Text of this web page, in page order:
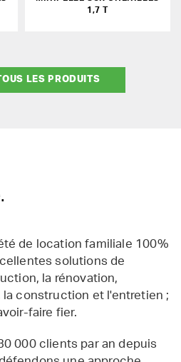
1,7 T
LES PRODUITS
de location familiale 100%
solutions de
la rénovation,
la construction et l'entretien ;
faire fier.
000 clients par an depuis